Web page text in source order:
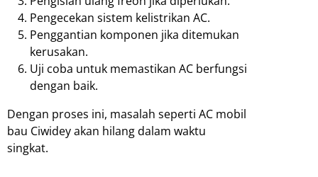
Pengecekan sistem kelistrikan AC.
Penggantian komponen jika ditemukan
kerusakan.
Uji coba untuk memastikan AC berfungsi
dengan baik.
Dengan proses ini, masalah seperti AC mobil
bau Ciwidey akan hilang dalam waktu
singkat.